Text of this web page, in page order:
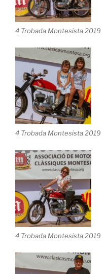
4 Trobada Montesista 2019
4 Trobada Montesista 2019
4 Trobada Montesista 2019